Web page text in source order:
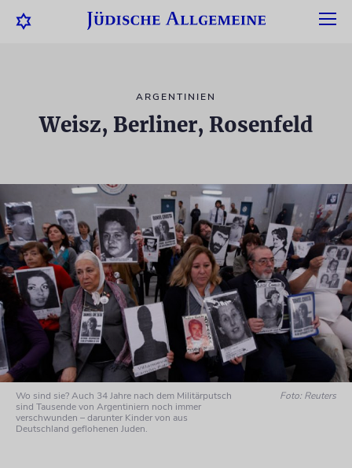
ARGENTINIEN
Weisz, Berliner, Rosenfeld
Wo sind sie? Auch 34 Jahre nach dem Militärputsch
sind Tausende von Argentiniern noch immer
verschwunden – darunter Kinder von aus
Deutschland geflohenen Juden.
Foto: Reuters